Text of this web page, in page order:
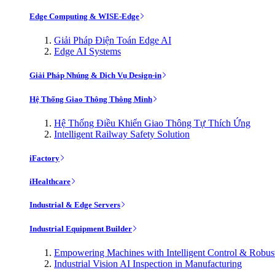
Edge Computing & WISE-Edge
Giải Pháp Điện Toán Edge AI
Edge AI Systems
Giải Pháp Nhúng & Dịch Vụ Design-in
Hệ Thống Giao Thông Thông Minh
Hệ Thống Điều Khiển Giao Thông Tự Thích Ứng
Intelligent Railway Safety Solution
iFactory
iHealthcare
Industrial & Edge Servers
Industrial Equipment Builder
Empowering Machines with Intelligent Control &
Industrial Vision AI Inspection in Manufacturing